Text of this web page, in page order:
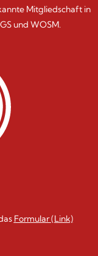
Mitgliedschaft in
und WOSM.
Formular(Link)